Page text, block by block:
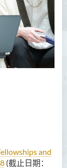
and
(截止日期：